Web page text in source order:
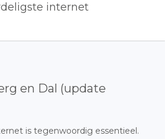
internet
en Dal (update
is tegenwoordig essentieel.